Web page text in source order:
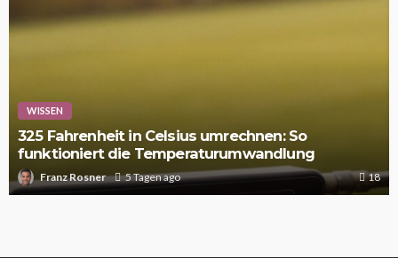
WISSEN
325 Fahrenheit in Celsius umrechnen: So
funktioniert die Temperaturumwandlung
Franz Rosner 5 Tagen ago 18